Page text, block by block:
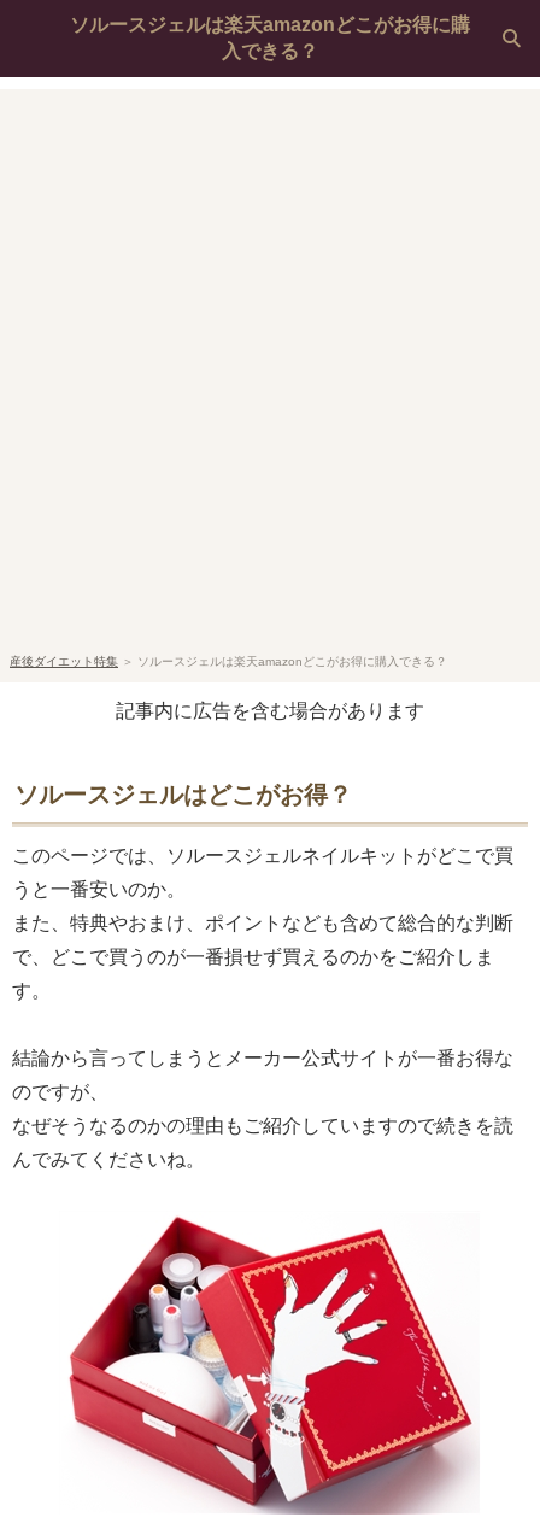
ソルースジェルは楽天amazonどこがお得に購
入できる？
産後ダイエット特集 ＞ ソルースジェルは楽天amazonどこがお得に購入できる？
記事内に広告を含む場合があります
ソルースジェルはどこがお得？
このページでは、ソルースジェルネイルキットがどこで買
うと一番安いのか。
また、特典やおまけ、ポイントなども含めて総合的な判断
で、どこで買うのが一番損せず買えるのかをご紹介しま
す。
結論から言ってしまうとメーカー公式サイトが一番お得な
のですが、
なぜそうなるのかの理由もご紹介していますので続きを読
んでみてくださいね。